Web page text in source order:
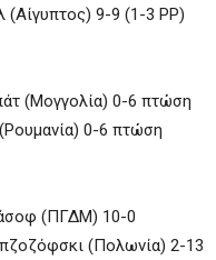
(Αίγυπτος) 9-9 (1-3 PP)
(Μογγολία) 0-6 πτώση
0-6 πτώση
(ΠΓΔΜ) 10-0
(Πολωνία) 2-13